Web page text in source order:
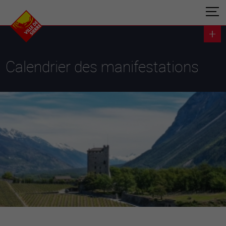
Calendrier des manifestations